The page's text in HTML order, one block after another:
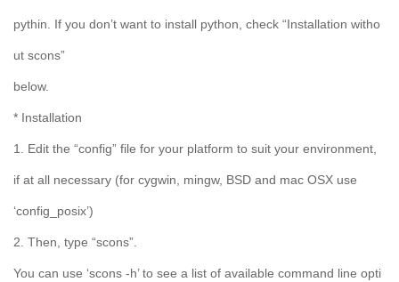
pythin. If you don’t want to install python, check “Installation witho
ut scons”
below.
* Installation
1. Edit the “config” file for your platform to suit your environment,
if at all necessary (for cygwin, mingw, BSD and mac OSX use
‘config_posix’)
2. Then, type “scons”.
You can use ‘scons -h’ to see a list of available command line opti